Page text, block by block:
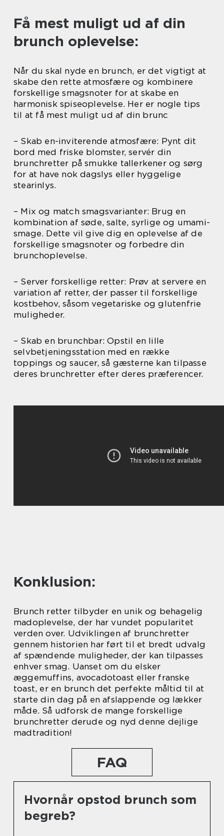
Få mest muligt ud af din
brunch oplevelse:
Når du skal nyde en brunch, er det vigtigt at
skabe den rette atmosfære og kombinere
forskellige smagsnoter for at skabe en
harmonisk spiseoplevelse. Her er nogle tips
til at få mest muligt ud af din brunc
– Skab en-inviterende atmosfære: Pynt dit
bord med friske blomster, servér din
brunchretter på smukke tallerkener og sørg
for at have nok dagslys eller hyggelige
stearinlys.
– Mix og match smagsvarianter: Brug en
kombination af søde, salte, syrlige og umami-
smage. Dette vil give dig en oplevelse af de
forskellige smagsnoter og forbedre din
brunchoplevelse.
– Server forskellige retter: Prøv at servere en
variation af retter, der passer til forskellige
kostbehov, såsom vegetariske og glutenfrie
muligheder.
– Skab en brunchbar: Opstil en lille
selvbetjeningsstation med en række
toppings og saucer, så gæsterne kan tilpasse
deres brunchretter efter deres præferencer.
Konklusion:
Brunch retter tilbyder en unik og behagelig
madoplevelse, der har vundet popularitet
verden over. Udviklingen af brunchretter
gennem historien har ført til et bredt udvalg
af spændende muligheder, der kan tilpasses
enhver smag. Uanset om du elsker
æggemuffins, avocadotoast eller franske
toast, er en brunch det perfekte måltid til at
starte din dag på en afslappende og lækker
måde. Så udforsk de mange forskellige
brunchretter derude og nyd denne dejlige
madtradition!
FAQ
Hvornår opstod brunch som
begreb?